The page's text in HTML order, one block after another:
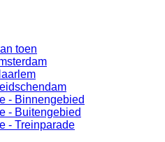
toen
- Binnengebied
- Buitengebied
- Treinparade